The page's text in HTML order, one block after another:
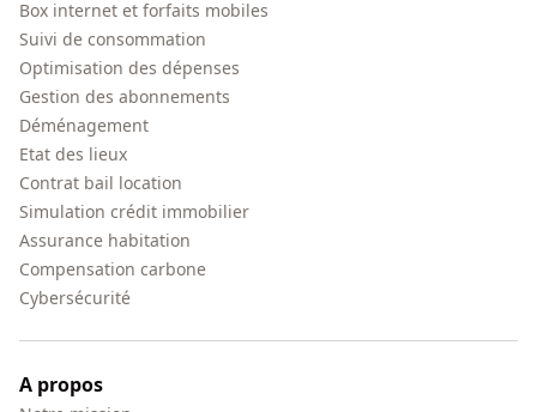
Box internet et forfaits mobiles
Suivi de consommation
Optimisation des dépenses
Gestion des abonnements
Déménagement
Etat des lieux
Contrat bail location
Simulation crédit immobilier
Assurance habitation
Compensation carbone
Cybersécurité
A propos